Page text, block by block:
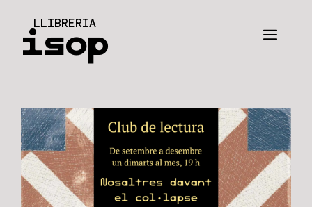
contingut
isop
LLIBRERIA
Menú